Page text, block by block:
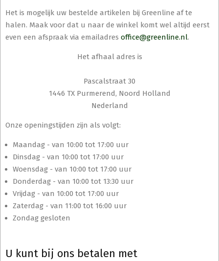
Het is mogelijk uw bestelde artikelen bij Greenline af te
halen. Maak voor dat u naar de winkel komt wel altijd eerst
even een afspraak via emailadres office@greenline.nl.
Het afhaal adres is
Pascalstraat 30
1446 TX Purmerend, Noord Holland
Nederland
Onze openingstijden zijn als volgt:
Maandag - van 10:00 tot 17:00 uur
Dinsdag - van 10:00 tot 17:00 uur
Woensdag - van 10:00 tot 17:00 uur
Donderdag - van 10:00 tot 13:30 uur
Vrijdag - van 10:00 tot 17:00 uur
Zaterdag - van 11:00 tot 16:00 uur
Zondag gesloten
U kunt bij ons betalen met